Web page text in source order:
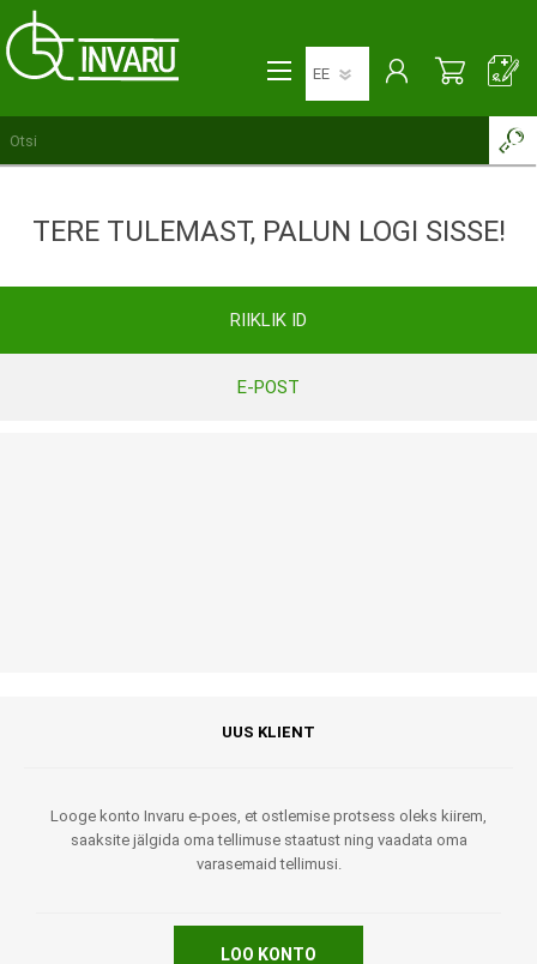
TERE TULEMAST, PALUN LOGI SISSE!
RIIKLIK ID
E-POST
UUS KLIENT
Looge konto Invaru e-poes, et ostlemise protsess oleks kiirem,
saaksite jälgida oma tellimuse staatust ning vaadata oma
varasemaid tellimusi.
LOO KONTO